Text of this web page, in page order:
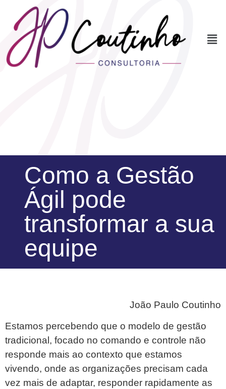
Como a Gestão
Ágil pode
transformar a sua
equipe
João Paulo Coutinho
Estamos percebendo que o modelo de gestão
tradicional, focado no comando e controle não
responde mais ao contexto que estamos
vivendo, onde as organizações precisam cada
vez mais de adaptar, responder rapidamente as